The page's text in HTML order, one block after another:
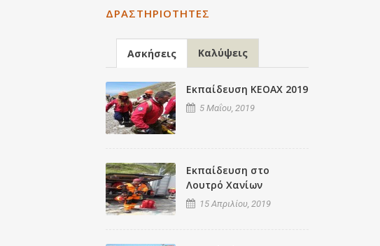
ΔΡΑΣΤΗΡΙΌΤΗΤΕΣ
Ασκήσεις Καλύψεις
Εκπαίδευση ΚΕΟΑΧ 2019
5 Μαΐου, 2019
Εκπαίδευση στο
Λουτρό Χανίων
15 Απριλίου, 2019